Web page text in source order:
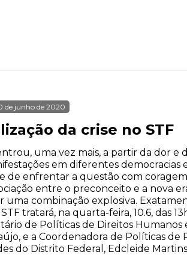
de junho de 2020
da crise no STF
uma vez mais, a partir da dor
em diferentes
de enfrentar a questão com
entre o preconceito e a nova
uma combinação explosiva.
tratará, na quarta-feira, 10.6, das
de Políticas de Direitos
e a Coordenadora de Políticas de
do Distrito Federal, Edcleide